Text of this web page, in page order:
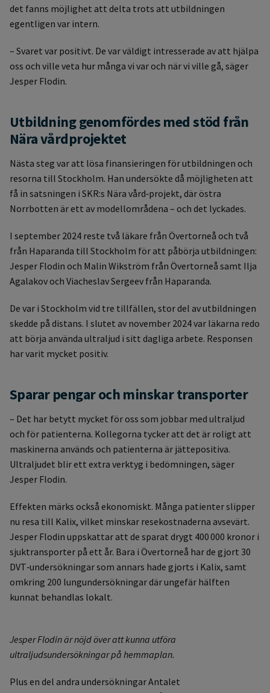
det fanns möjlighet att delta trots att utbildningen
egentligen var intern.
– Svaret var positivt. De var väldigt intresserade av att hjälpa
oss och ville veta hur många vi var och när vi ville gå, säger
Jesper Flodin.
Utbildning genomfördes med stöd från
Nära vårdprojektet
Nästa steg var att lösa finansieringen för utbildningen och
resorna till Stockholm. Han undersökte då möjligheten att
få in satsningen i SKR:s Nära vård‑projekt, där östra
Norrbotten är ett av modellområdena – och det lyckades.
I september 2024 reste två läkare från Övertorneå och två
från Haparanda till Stockholm för att påbörja utbildningen:
Jesper Flodin och Malin Wikström från Övertorneå samt Ilja
Agalakov och Viacheslav Sergeev från Haparanda.
De var i Stockholm vid tre tillfällen, stor del av utbildningen
skedde på distans. I slutet av november 2024 var läkarna redo
att börja använda ultraljud i sitt dagliga arbete. Responsen
har varit mycket positiv.
Sparar pengar och minskar transporter
– Det har betytt mycket för oss som jobbar med ultraljud
och för patienterna. Kollegorna tycker att det är roligt att
maskinerna används och patienterna är jättepositiva.
Ultraljudet blir ett extra verktyg i bedömningen, säger
Jesper Flodin.
Effekten märks också ekonomiskt. Många patienter slipper
nu resa till Kalix, vilket minskar resekostnaderna avsevärt.
Jesper Flodin uppskattar att de sparat drygt 400 000 kronor i
sjuktransporter på ett år. Bara i Övertorneå har de gjort 30
DVT‑undersökningar som annars hade gjorts i Kalix, samt
omkring 200 lungundersökningar där ungefär hälften
kunnat behandlas lokalt.
Jesper Flodin är nöjd över att kunna utföra
ultraljudsundersökningar på hemmaplan.
Plus en del andra undersökningar Antalet